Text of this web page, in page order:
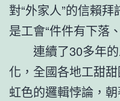
對“外家人”的信賴
是工會“件件有下落
連續了30多年
化，全國各地工甜
虹色的邏輯悖論，